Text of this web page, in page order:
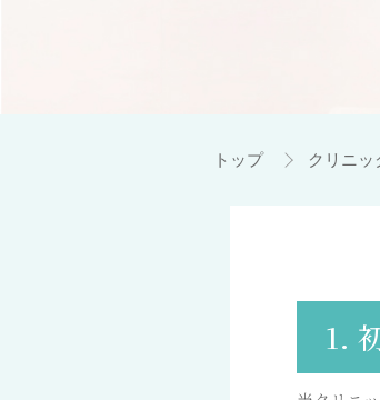
トップ クリニッ
1.